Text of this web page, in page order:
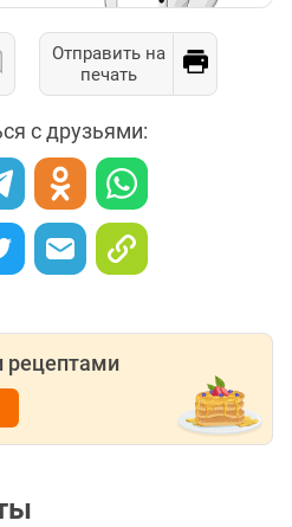
Отправить на
печать
с друзьями:
рецептами